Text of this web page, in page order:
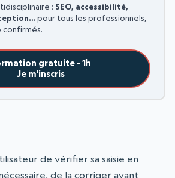
: SEO, accessibilité,
pour tous les professionnels,
confirmés.
gratuite - 1h
Je m'inscris
de vérifier sa saisie en
de la corriger avant